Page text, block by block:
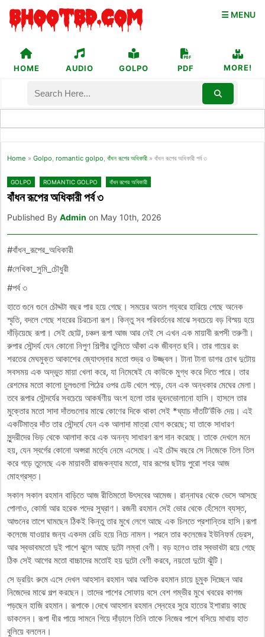
☰ MENU
HOME AUDIO GOLPO PDF MORE!
Home » Golpo, romantic golpo, বাঁধন রূপের অধিকারী » বাঁধন রূপের অধিকারী পর্ব ৩
GOLPO ROMANTIC GOLPO বাঁধন রূপের অধিকারী
বাঁধন রূপের অধিকারী পর্ব ৩
Published By Admin on May 10th, 2026
#বাঁধন_রূপের_অধিকারী
#লেখিকা_সুমি_চৌধুরী
#পর্ব ৩
হাতে গুনে গুনে চৌদ্দটা বছর পার হয়ে গেছে। সময়ের অতল গহ্বরে হারিয়ে গেছে অনেক
স্মৃতি, বদলে গেছে শহরের চিরচেনা রূপ। কিন্তু সব পরিবর্তনের মাঝে সবচেয়ে বড় বিস্ময় হয়ে
দাঁড়িয়েছে রূপা। সেই ছোট্ট, চঞ্চল রূপা আজ আর নেই সে এখন এক মায়াবী রূপসী তরুণী।
রুপার সৌন্দর্য যেন কোনো নিপুণ শিল্পীর তুলিতে আঁকা এক জীবন্ত ছবি। তার গায়ের রং
শরতের মেঘমুক্ত আকাশের জ্যোৎস্নার মতো শুভ্র ও উজ্জ্বল। টানা টানা ডাগর চোখ দুটোয়
সবসময় এক অদ্ভুত মায়া খেলা করে, যা নিমেষেই যে কাউকে মুগ্ধ করে দিতে পারে। তার
রেশমের মতো কালো চুলগুলো পিঠের ওপর ঢেউ খেলে পড়ে, যেন এক অন্ধকার মেঘের মেলা।
তবে রূপার সৌন্দর্যের সবচেয়ে আকর্ষণীয় অংশ হলো তার ভুবনভোলানো হাসি। হাসলে তার
মুক্তোর মতো সাদা দাঁতগুলোর মাঝে কোণের দিকে থাকা সেই *ঘ্যাচ দাঁতটি’উঁকি দেয়। এই
একটিমাত্র দাঁত তার সৌন্দর্যে যেন এক আলাদা মাত্রা যোগ করেছে; যা তাকে সাধারণ
সুন্দরীদের ভিড় থেকে আলাদা করে এক অনন্য সাধারণ রূপ দান করেছে। তাকে দেখলে মনে
হয়, যেন স্বর্গের কোনো অপ্সরা মর্ত্যে নেমে এসেছে। এই চৌদ্দ বছরে সে নিজেকে তিল তিল
করে গড়ে তুলেছে এক মায়াবতী রাজকন্যার মতো, যার রূপের ছটায় পুরো শহর আজ
মোহগ্রস্ত।
সকাল সকাল রহমান বাড়িতে আজ রীতিমতো উৎসবের আমেজ। রান্নাঘর থেকে ভেসে আসছে
পোলাও, কোর্মা আর হরেক পদের সুঘ্রাণ। রজনী রহমান সেই ভোর থেকে হেঁসেলে ব্যস্ত,
আগুনের তাপে ঘামছেন ঠিকই কিন্তু তার মুখে লেগে আছে এক চিলতে প্রশান্তির হাসি।রূপা
কলেজে যাওয়ার জন্য একদম রেডি হয়ে নিচে নামল। পরনে তার কলেজের ইউনিফর্ম ড্রেস,
আর স্বভাবমতো দুই পাশে ঝুলে আছে দুটো লম্বা বেণী। বড় হলেও তার স্বভাবটা রয়ে গেছে
ঠিক সেই আগের মতো বাচ্চাদের মতোই হয় দুটো বেণী করবে, নয়তো দুটো ঝুঁটি।
সে ড্রয়িং রুমে এসে দেখল আহসান রহমান আর আতিক রহমান চায়ে চুমুক দিচ্ছেন আর
নিজেদের মাঝে গল্প করছেন। তাদের পাশের সোফায় বসে বেশ গম্ভীর মুখে খবরের কাগজ
পড়ছেন হাজি রহমান। রূপাকে।দেখে আহসান রহমান স্নেহের সুরে হাতের ইশারায় কাছে
ডাকলেন। রূপা ধীর পায়ে সামনে গিয়ে দাঁড়ালে তিনি তাকে নিজের পাশে বসিয়ে মাথায় হাত
বুলিয়ে বললেন।